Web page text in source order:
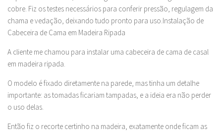
cobre. Fiz os testes necessários para conferir pressão, regulagem da
chama e vedação, deixando tudo pronto para uso.Instalação de
Cabeceira de Cama em Madeira Ripada
A cliente me chamou para instalar uma cabeceira de cama de casal
em madeira ripada.
O modelo é fixado diretamente na parede, mas tinha um detalhe
importante: as tomadas ficariam tampadas, e a ideia era não perder
o uso delas.
Então fiz o recorte certinho na madeira, exatamente onde ficam as